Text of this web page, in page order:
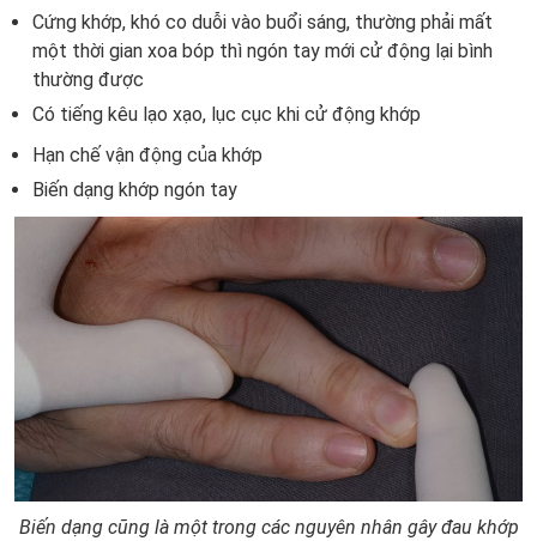
Cứng khớp, khó co duỗi vào buổi sáng, thường phải mất
một thời gian xoa bóp thì ngón tay mới cử động lại bình
thường được
Có tiếng kêu lạo xạo, lục cục khi cử động khớp
Hạn chế vận động của khớp
Biến dạng khớp ngón tay
Biến dạng cũng là một trong các nguyên nhân gây đau khớp